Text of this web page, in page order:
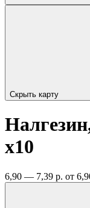
Скрыть карту
x10
6,90 — 7,39 р. от